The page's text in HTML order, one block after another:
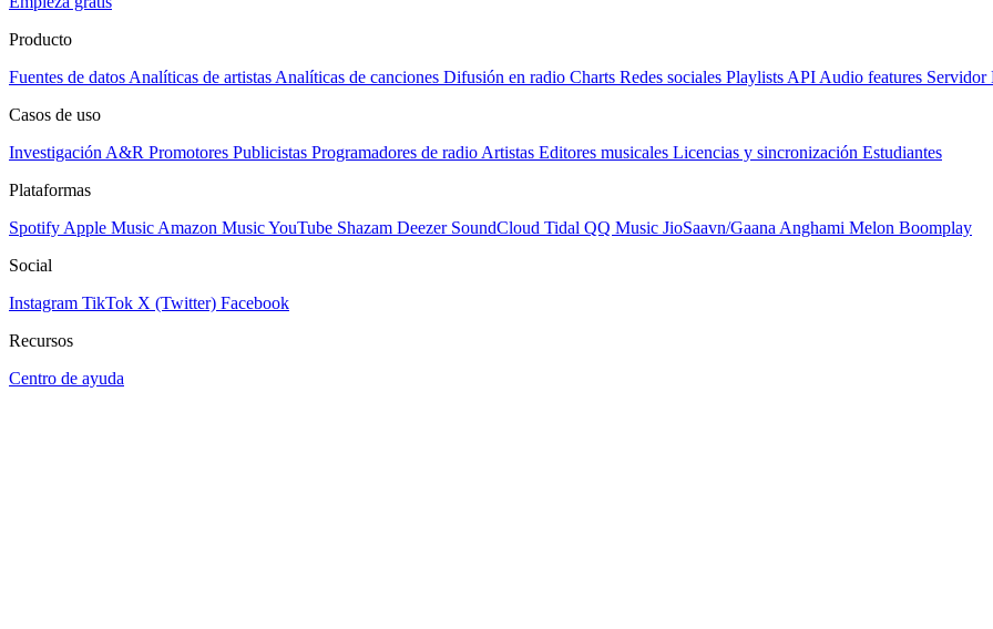
Producto
Fuentes de datos Analíticas de artistas Analíticas de canciones Difusión en radio Charts Redes sociales Playlists API Audio features Servidor
Casos de uso
Investigación A&R Promotores Publicistas Programadores de radio Artistas Editores musicales Licencias y sincronización Estudiantes
Plataformas
Spotify Apple Music Amazon MusicYouTube Shazam Deezer SoundCloud Tidal QQ Music JioSaavn/Gaana Anghami Melon Boomplay
Social
Instagram TikTok X (Twitter) Facebook
Recursos
Centro de ayuda